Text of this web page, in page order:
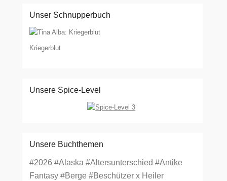
Unser Schnupperbuch
Kriegerblut
Unsere Spice-Level
Unsere Buchthemen
#2026 #Alaska #Altersunterschied #Antike
Fantasy #Berge #Beschützer x Heiler